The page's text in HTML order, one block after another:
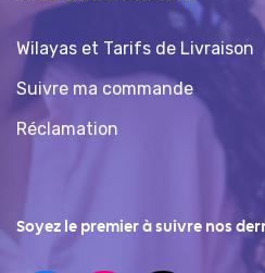
Wilayas et Tarifs de Livraison
Suivre ma commande
Réclamation
Soyez le premier à suivre nos